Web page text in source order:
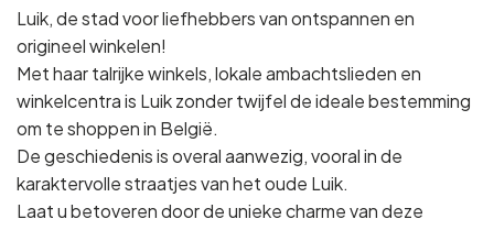
Luik, de stad voor liefhebbers van ontspannen en
origineel winkelen!
Met haar talrijke winkels, lokale ambachtslieden en
winkelcentra is Luik zonder twijfel de ideale bestemming
om te shoppen in België.
De geschiedenis is overal aanwezig, vooral in de
karaktervolle straatjes van het oude Luik.
Laat u betoveren door de unieke charme van deze